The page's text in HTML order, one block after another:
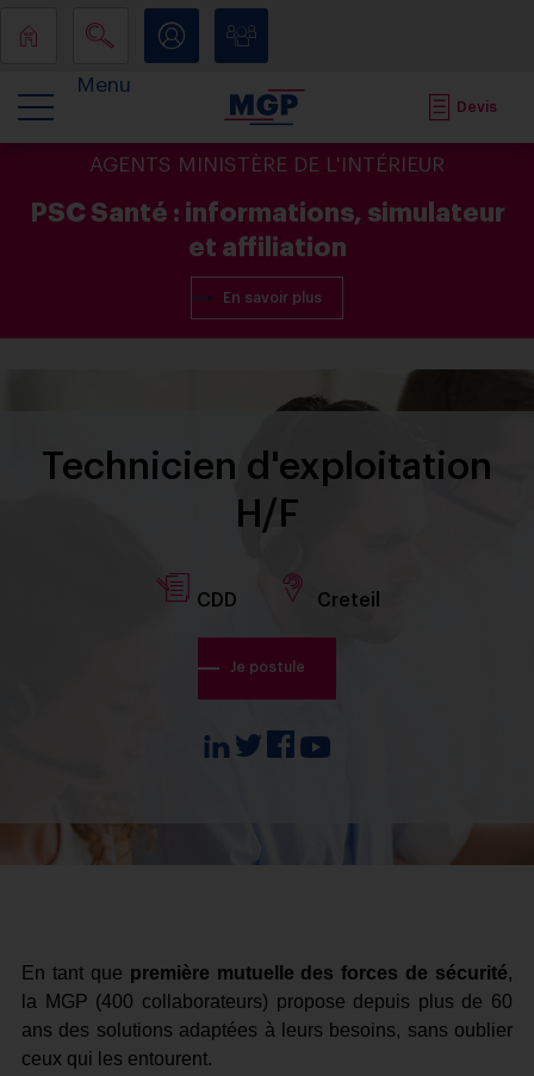
Menu
Devis
AGENTS MINISTÈRE DE L'INTÉRIEUR
PSC Santé : informations, simulateur
et affiliation
En savoir plus
Technicien d'exploitation
H/F
CDD Creteil
Je postule
En tant que première mutuelle des forces de sécurité,
la MGP (400 collaborateurs) propose depuis plus de 60
ans des solutions adaptées à leurs besoins, sans oublier
ceux qui les entourent.